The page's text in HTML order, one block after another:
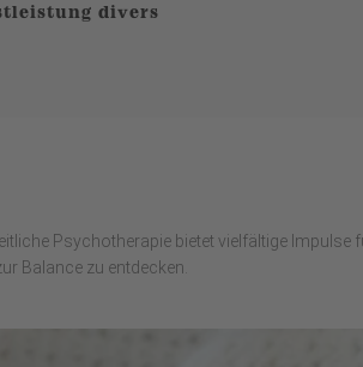
divers
Psychotherapie bietet vielfältige
Balance zu entdecken.